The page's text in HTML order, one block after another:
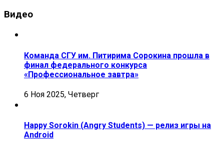
Видео
Команда СГУ им. Питирима Сорокина прошла в
финал федерального конкурса
«Профессиональное завтра»
6 Ноя 2025, Четверг
Happy Sorokin (Angry Students) — релиз игры на
Android